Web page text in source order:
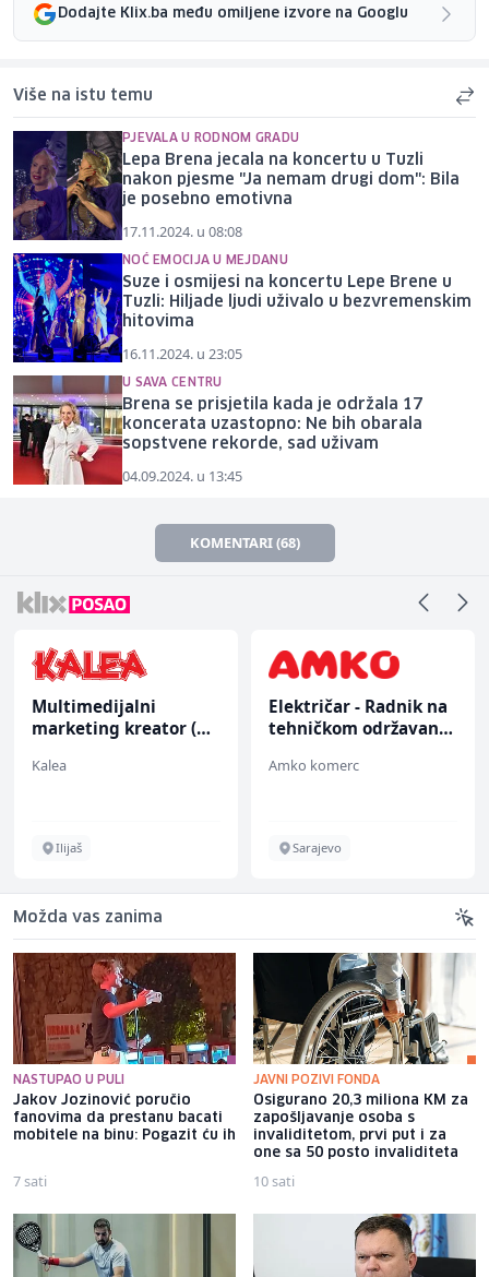
Dodajte Klix.ba među omiljene izvore na Googlu
Više na istu temu
PJEVALA U RODNOM GRADU
Lepa Brena jecala na koncertu u Tuzli
nakon pjesme "Ja nemam drugi dom": Bila
je posebno emotivna
17.11.2024. u 08:08
NOĆ EMOCIJA U MEJDANU
Suze i osmijesi na koncertu Lepe Brene u
Tuzli: Hiljade ljudi uživalo u bezvremenskim
hitovima
16.11.2024. u 23:05
U SAVA CENTRU
Brena se prisjetila kada je održala 17
koncerata uzastopno: Ne bih obarala
sopstvene rekorde, sad uživam
04.09.2024. u 13:45
KOMENTARI (68)
Multimedijalni
marketing kreator (m/
Kalea
Ilijaš
Električar - Radnik na
tehničkom održavanju
Amko komerc
Sarajevo
Možda vas zanima
NASTUPAO U PULI
Jakov Jozinović poručio
fanovima da prestanu bacati
mobitele na binu: Pogazit ću ih
7 sati
JAVNI POZIVI FONDA
Osigurano 20,3 miliona KM za
zapošljavanje osoba s
invaliditetom, prvi put i za
one sa 50 posto invaliditeta
10 sati